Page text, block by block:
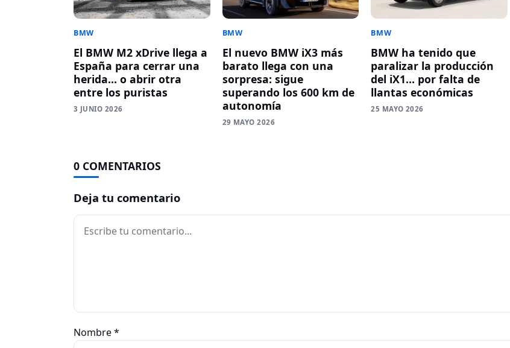
BMW
El BMW M2 xDrive llega a
España para cerrar una
herida… o abrir otra
entre los puristas
3 JUNIO 2026
BMW
El nuevo BMW iX3 más
barato llega con una
sorpresa: sigue
superando los 600 km de
autonomía
29 MAYO 2026
BMW
BMW ha tenido que
paralizar la producción
del iX1… por falta de
llantas económicas
25 MAYO 2026
0 COMENTARIOS
Deja tu comentario
Comentario
Nombre*